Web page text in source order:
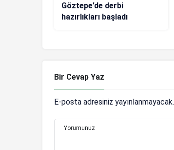
Göztepe’de derbi
hazırlıkları başladı
Bir Cevap Yaz
E-posta adresiniz yayınlanmayacak.
Yorumunuz